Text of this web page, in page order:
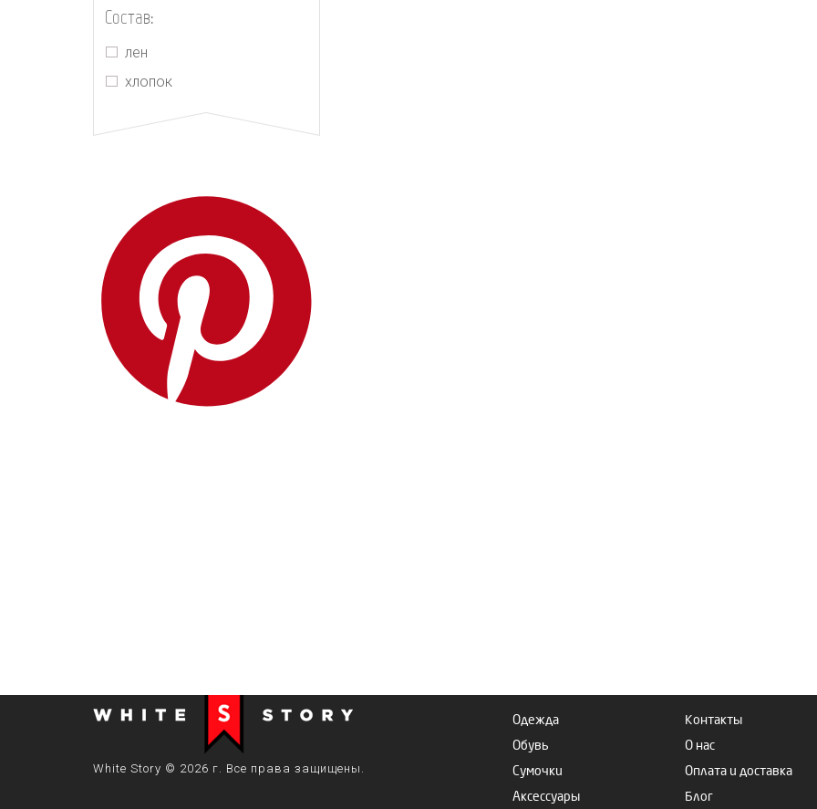
The Row
Состав:
лен
хлопок
White Story © 2026 г. Все права защищены.
Одежда
Обувь
Сумочки
Аксессуары
Контакты
О нас
Оплата и доставка
Блог